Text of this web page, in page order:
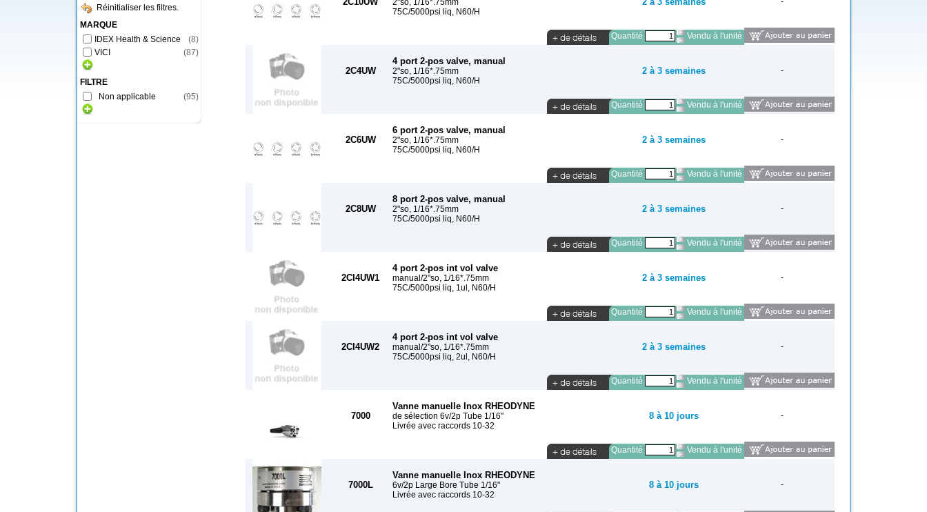
Réinitialiser les filtres.
MARQUE
IDEX Health & Science
(8)
VICI
(87)
FILTRE
Non applicable
(95)
2"so, 1/16*.75mm
75C/5000psi liq, N60/H
Quantité Vendu à l'unité
2C4UW
4 port 2-pos valve, manual
2"so, 1/16*.75mm
75C/5000psi liq, N60/H
2 à 3 semaines -
Quantité Vendu à l'unité
2C6UW
6 port 2-pos valve, manual
2"so, 1/16*.75mm
75C/5000psi liq, N60/H
2 à 3 semaines -
Quantité Vendu à l'unité
2C8UW
8 port 2-pos valve, manual
2"so, 1/16*.75mm
75C/5000psi liq, N60/H
2 à 3 semaines -
Quantité Vendu à l'unité
2CI4UW1
4 port 2-pos int vol valve
manual/2"so, 1/16*.75mm
75C/5000psi liq, 1ul, N60/H
2 à 3 semaines -
Quantité Vendu à l'unité
2CI4UW2
4 port 2-pos int vol valve
manual/2"so, 1/16*.75mm
75C/5000psi liq, 2ul, N60/H
2 à 3 semaines -
Quantité Vendu à l'unité
7000
Vanne manuelle Inox RHEODYNE
de sélection 6v/2p Tube 1/16"
Livrée avec raccords 10-32
8 à 10 jours -
Quantité Vendu à l'unité
7000L
Vanne manuelle Inox RHEODYNE
6v/2p Large Bore Tube 1/16"
Livrée avec raccords 10-32
8 à 10 jours -